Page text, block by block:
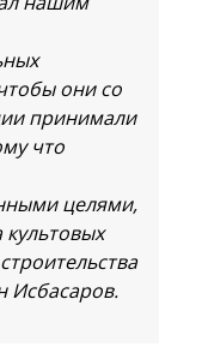
они со
принимали
что
целями,
Исбасаров.